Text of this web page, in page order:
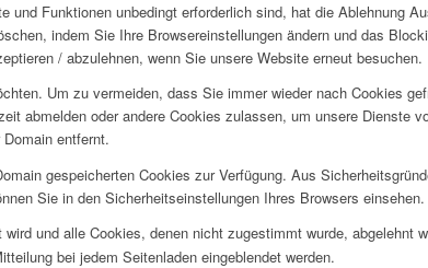
und Funktionen unbedingt erforderlich sind, hat die Ablehnung
indem Sie Ihre Browsereinstellungen ändern und das
/ abzulehnen, wenn Sie unsere Website erneut besuchen.
Um zu vermeiden, dass Sie immer wieder nach Cookies
abmelden oder andere Cookies zulassen, um unsere Dienste
entfernt.
gespeicherten Cookies zur Verfügung. Aus
Sie in den Sicherheitseinstellungen Ihres Browsers einsehen.
und alle Cookies, denen nicht zugestimmt wurde, abgelehnt
bei jedem Seitenladen eingeblendet werden.